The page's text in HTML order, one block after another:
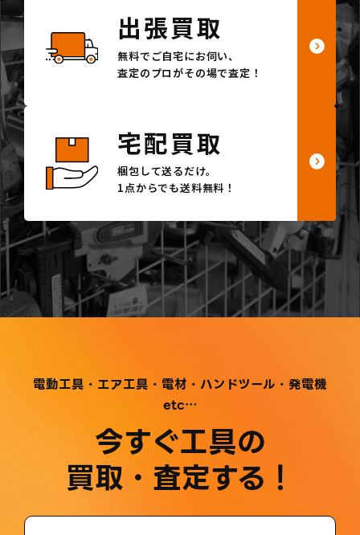
出張買取
無料でご自宅にお伺い、
査定のプロがその場で査定！
宅配買取
梱包して送るだけ。
1点からでも送料無料！
電動工具・エア工具・電材・ハンドツール・発電機
etc…
今すぐ工具の
買取・査定する！